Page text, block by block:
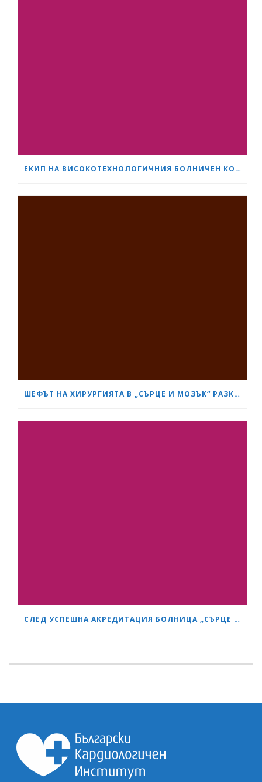
ЕКИП НА ВИСОКОТЕХНОЛОГИЧНИЯ БОЛНИЧЕН КОМПЛЕКС „СЪРЦЕ И МОЗЪК“ – ПЛЕВЕН ИЗВЪРШИ ЕДНА ОТ НАЙ-СЛОЖНИТЕ ОПЕРАЦИИ В ОНКОЛОГИЧНАТА ХИРУРГИЯ
ШЕФЪТ НА ХИРУРГИЯТА В „СЪРЦЕ И МОЗЪК“ РАЗКРИ КАК СА ИЗТРЪГНАЛИ ОТ СМЪРТТА ОЦЕЛЕЛИЯ ОТ КАСАПНИЦАТА НА „ТРАКИЯ“
СЛЕД УСПЕШНА АКРЕДИТАЦИЯ БОЛНИЦА „СЪРЦЕ И МОЗЪК“ СТАНА GESEA DIPLOMA CENTER